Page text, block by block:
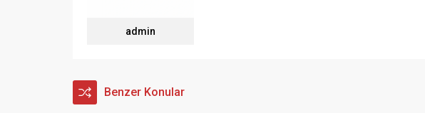
admin
Benzer Konular